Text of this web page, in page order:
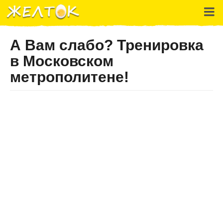
А Вам слабо? Тренировка
в Московском
метрополитене!